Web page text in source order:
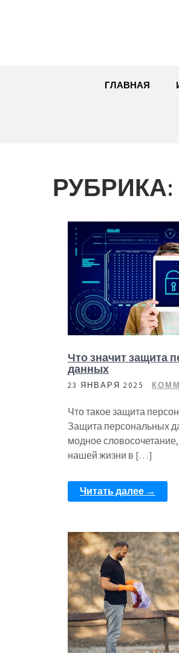
ГЛАВНАЯ
РУБРИКА:
Что значит защита
данных
23 ЯНВАРЯ 2025
Что такое защита
Защита персональных
модное
нашей жизни в […]
Читать далее →